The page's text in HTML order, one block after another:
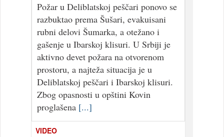
Požar u Deliblatskoj peščari ponovo se
razbuktao prema Šušari, evakuisani
rubni delovi Šumarka, a otežano i
gašenje u Ibarskoj klisuri. U Srbiji je
aktivno devet požara na otvorenom
prostoru, a najteža situacija je u
Deliblatskoj peščari i Ibarskoj klisuri.
Zbog opasnosti u opštini Kovin
proglašena [...]
VIDEO